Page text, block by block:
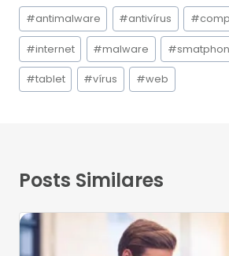
Tags
do
Post:
#antimalware #antivírus #
#internet #malware #
#tablet #vírus #web
Posts Similares